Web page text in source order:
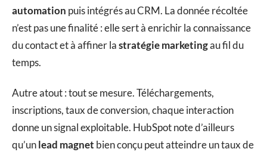
automation puis intégrés au CRM. La donnée récoltée
n’est pas une finalité : elle sert à enrichir la connaissance
du contact et à affiner lastratégie marketingau fil du
temps.
Autre atout : tout se mesure. Téléchargements,
inscriptions, taux de conversion, chaque interaction
donne un signal exploitable. HubSpot note d’ailleurs
qu’unlead magnet bien conçu peut atteindre un taux de